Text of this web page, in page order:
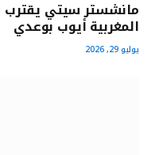
مانشستر سيتي
المغربية أيوب بوعدي
يوليو 29, 2026